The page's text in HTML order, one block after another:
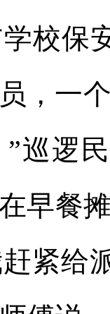
校保
，一
巡逻
早餐
紧给